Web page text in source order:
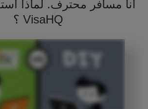
انا مسافر محترف. لماذا
VisaHQ ؟